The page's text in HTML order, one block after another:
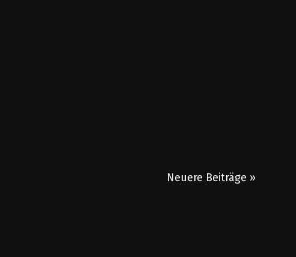
Neuere Beiträge »